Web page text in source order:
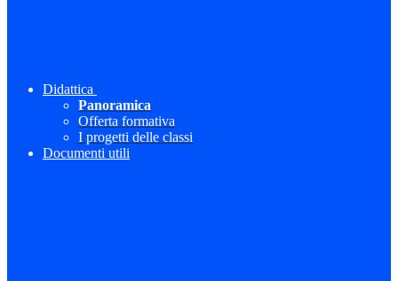
Didattica
Panoramica
Offerta formativa
I progetti delle classi
Documenti utili